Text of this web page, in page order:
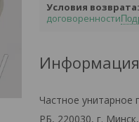
договоренности
Информация
Частное унитарное
РБ, 220030, г.